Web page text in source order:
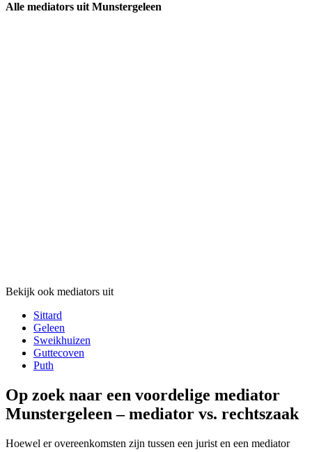
Alle mediators uit Munstergeleen
Bekijk ook mediators uit
Sittard
Geleen
Sweikhuizen
Guttecoven
Puth
Op zoek naar een voordelige mediator
Munstergeleen – mediator vs. rechtszaak
Hoewel er overeenkomsten zijn tussen een jurist en een mediator